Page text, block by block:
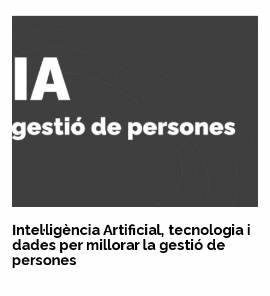
Intel·ligència Artificial, tecnologia i
dades per millorar la gestió de
persones